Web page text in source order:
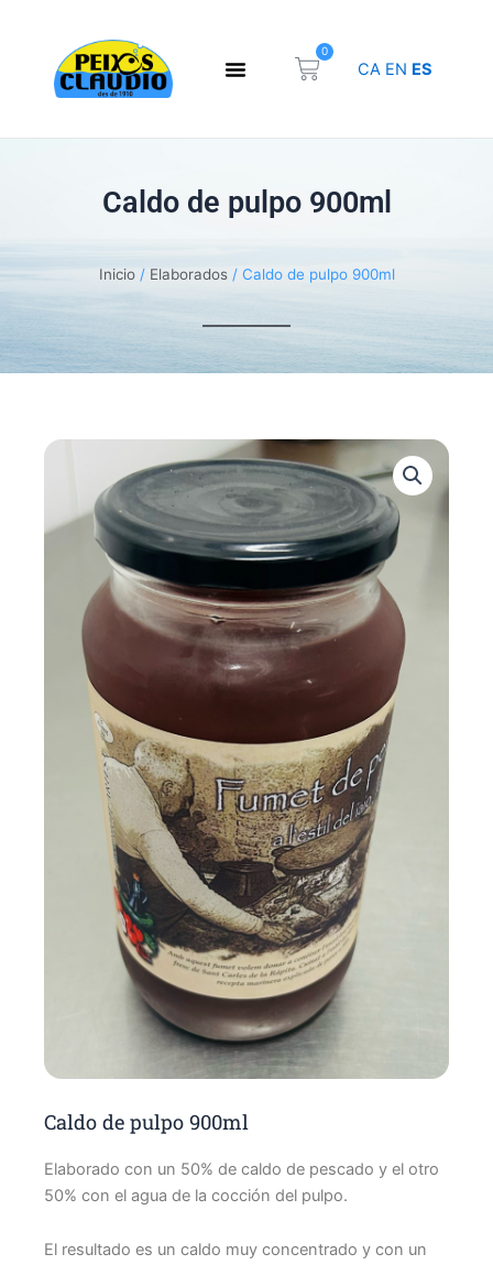
contenido
0
Carrito
CA EN ES
Caldo de pulpo 900ml
Inicio/ Elaborados/ Caldo de pulpo 900ml
Caldo de pulpo 900ml
Elaborado con un 50% de caldo de pescado y el otro
50% con el agua de la cocción del pulpo.
El resultado es un caldo muy concentrado y con un